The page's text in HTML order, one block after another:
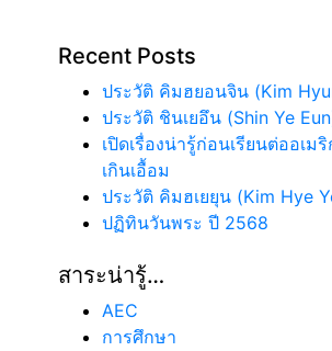
Recent Posts
ประวัติ คิมฮยอนจิน (Kim
ประวัติ ชินเยอึน (Shin Ye
เปิดเรื่องน่ารู้ก่อนเรียนต่ออเม
เกินเอื้อม
ประวัติ คิมฮเยยุน (Kim Hye
ปฏิทินวันพระ ปี 2568
สาระน่ารู้…
AEC
การศึกษา